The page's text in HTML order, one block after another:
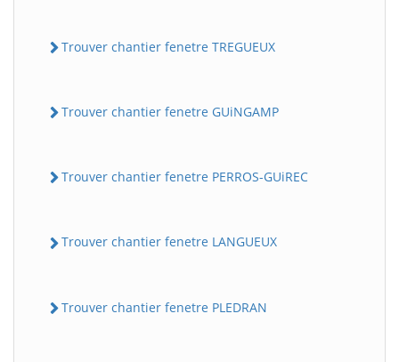
Trouver chantier fenetre TREGUEUX
Trouver chantier fenetre GUiNGAMP
Trouver chantier fenetre PERROS-GUiREC
Trouver chantier fenetre LANGUEUX
Trouver chantier fenetre PLEDRAN